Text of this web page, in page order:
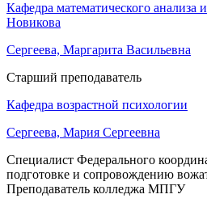
Кафедра математического
Новикова
Сергеева, Маргарита Васильевна
Старший преподаватель
Кафедра возрастной психологии
Сергеева, Мария Сергеевна
Специалист Федерального
подготовке и сопровождению
Преподаватель колледжа МПГУ